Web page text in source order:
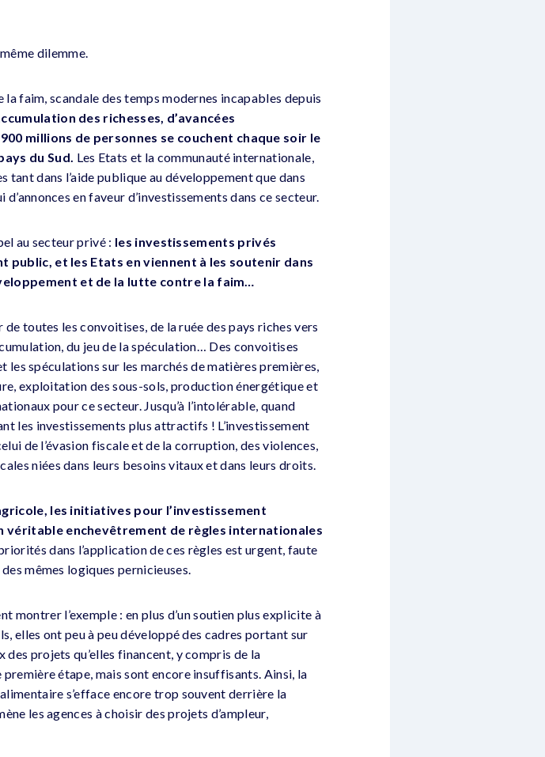
dilemme.
faim, scandale des temps modernes incapables depuis
des richesses, d’avancées
millions de personnes se couchent chaque soir le
du Sud. Les Etats et la communauté internationale,
dans l’aide publique au développement que dans
en faveur d’investissements dans ce secteur.
au secteur privé : les investissements privés
et les Etats en viennent à les soutenir dans
et de la lutte contre la faim…
toutes les convoitises, de la ruée des pays riches vers
du jeu de la spéculation… Des convoitises
spéculations sur les marchés de matières premières,
exploitation des sous-sols, production énergétique et
pour ce secteur. Jusqu’à l’intolérable, quand
les investissements plus attractifs ! L’investissement
de l’évasion fiscale et de la corruption, des violences,
niées dans leurs besoins vitaux et dans leurs droits.
les initiatives pour l’investissement
véritable enchevêtrement de règles internationales
dans l’application de ces règles est urgent, faute
mêmes logiques pernicieuses.
montrer l’exemple : en plus d’un soutien plus explicite à
elles ont peu à peu développé des cadres portant sur
projets qu’elles financent, y compris de la
étape, mais sont encore insuffisants. Ainsi, la
s’efface encore trop souvent derrière la
les agences à choisir des projets d’ampleur,